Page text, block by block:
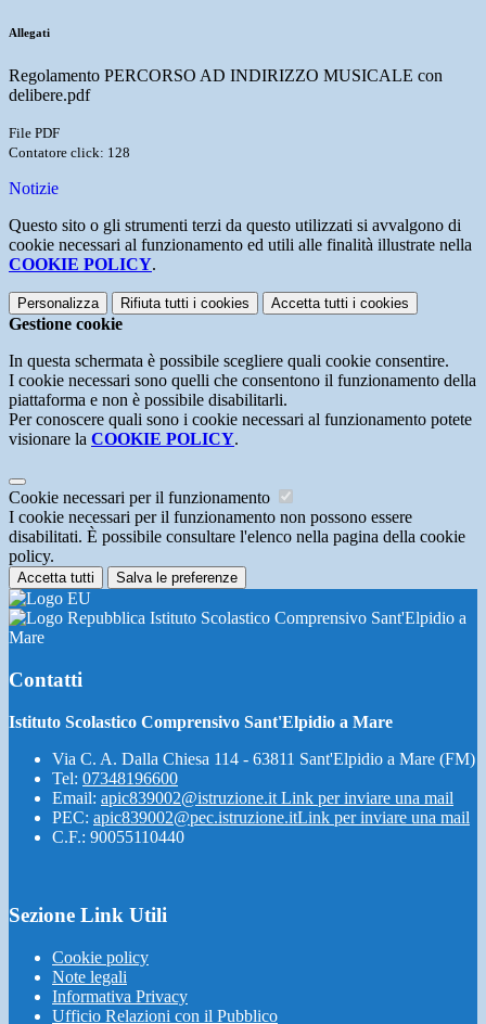
Allegati
Regolamento PERCORSO AD INDIRIZZO MUSICALE con
delibere.pdf
File PDF
Contatore click: 128
Notizie
Questo sito o gli strumenti terzi da questo utilizzati si avvalgono di
cookie necessari al funzionamento ed utili alle finalità illustrate nella
COOKIE POLICY.
Personalizza Rifiuta tutti i cookies Accetta tutti i cookies
Gestione cookie
In questa schermata è possibile scegliere quali cookie consentire.
I cookie necessari sono quelli che consentono il funzionamento della
piattaforma e non è possibile disabilitarli.
Per conoscere quali sono i cookie necessari al funzionamento potete
visionare la COOKIE POLICY.
Cookie necessari per il funzionamento
I cookie necessari per il funzionamento non possono essere
disabilitati. È possibile consultare l'elenco nella pagina della cookie
policy.
Accetta tutti Salva le preferenze
Istituto Scolastico Comprensivo Sant'Elpidio a
Mare
Contatti
Istituto Scolastico Comprensivo Sant'Elpidio a Mare
Via C. A. Dalla Chiesa 114 - 63811 Sant'Elpidio a Mare (FM)
Tel: 07348196600
Email: apic839002@istruzione.it Link per inviare una mail
PEC: apic839002@pec.istruzione.itLink per inviare una mail
C.F.: 90055110440
Sezione Link Utili
Cookie policy
Note legali
Informativa Privacy
Ufficio Relazioni con il Pubblico